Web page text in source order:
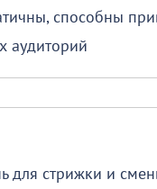
способны
аудиторий
для стрижки и